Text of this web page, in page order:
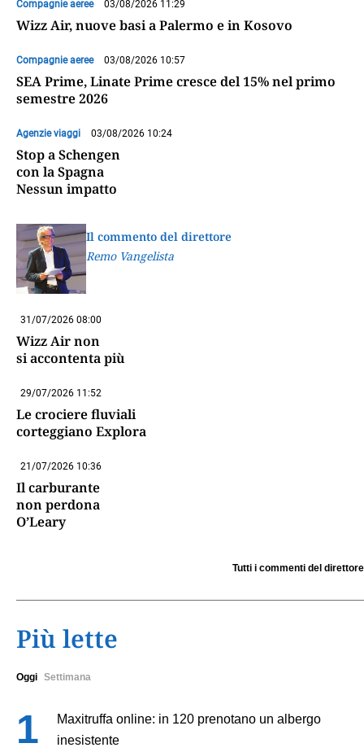
Compagnie aeree 03/08/2026 11:29
Wizz Air, nuove basi a Palermo e in Kosovo
Compagnie aeree 03/08/2026 10:57
SEA Prime, Linate Prime cresce del 15% nel primo
semestre 2026
Agenzie viaggi 03/08/2026 10:24
Stop a Schengen
con la Spagna
Nessun impatto
Il commento del direttore
Remo Vangelista
31/07/2026 08:00
Wizz Air non
si accontenta più
29/07/2026 11:52
Le crociere fluviali
corteggiano Explora
21/07/2026 10:36
Il carburante
non perdona
O’Leary
Tutti i commenti del direttore
Più lette
Oggi Settimana
Maxitruffa online: in 120 prenotano un albergo
inesistente